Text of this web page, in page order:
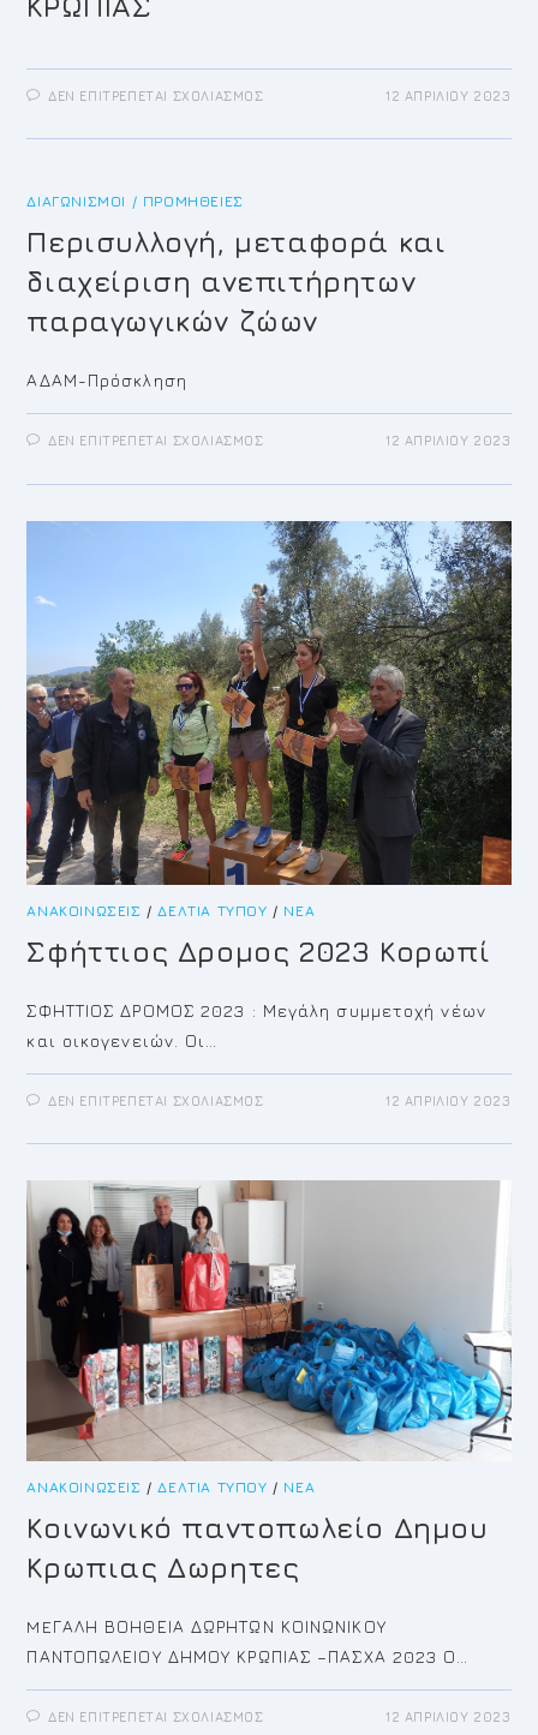
ΔΕΝ ΕΠΙΤΡΈΠΕΤΑΙ ΣΧΟΛΙΑΣΜΌΣΣΤΟ
2023
12 ΑΠΡΙΛΊΟΥ 2023
ΔΙΑΓΩΝΙΣΜΟΊ / ΠΡΟΜΉΘΕΙΕΣ
Περισυλλογή, μεταφορά και
διαχείριση ανεπιτήρητων
παραγωγικών ζώων
ΑΔΑΜ-Πρόσκληση
ΔΕΝ ΕΠΙΤΡΈΠΕΤΑΙ ΣΧΟΛΙΑΣΜΌΣΣΤΟ
ΚΑΙ
ΑΝΕΠΙΤΉΡΗΤΩΝ
ΠΑΡΑΓΩΓΙΚΏΝ
ΖΏΩΝ
12 ΑΠΡΙΛΊΟΥ 2023
ΑΝΑΚΟΙΝΏΣΕΙΣ /ΔΕΛΤΊΑ ΤΎΠΟΥ / ΝΈΑ
Σφήττιος Δρομος 2023 Κορωπί
ΣΦΗΤΤΙΟΣ ΔΡΟΜΟΣ 2023 : Μεγάλη συμμετοχή νέων
και οικογενειών. Οι…
ΔΕΝ ΕΠΙΤΡΈΠΕΤΑΙ ΣΧΟΛΙΑΣΜΌΣΣΤΟ
2023
12 ΑΠΡΙΛΊΟΥ 2023
ΑΝΑΚΟΙΝΏΣΕΙΣ /ΔΕΛΤΊΑ ΤΎΠΟΥ / ΝΈΑ
Κοινωνικό παντοπωλείο Δημου
Κρωπιας Δωρητες
MEΓΑΛΗ ΒΟΗΘΕΙΑ ΔΩΡΗΤΩΝ ΚΟΙΝΩΝΙΚΟΥ
ΠΑΝΤΟΠΩΛΕΙΟΥ ΔΗΜΟΥ ΚΡΩΠΙΑΣ –ΠΑΣΧΑ 2023 Ο…
ΔΕΝ ΕΠΙΤΡΈΠΕΤΑΙ ΣΧΟΛΙΑΣΜΌΣΣΤΟ 12 ΑΠΡΙΛΊΟΥ 2023